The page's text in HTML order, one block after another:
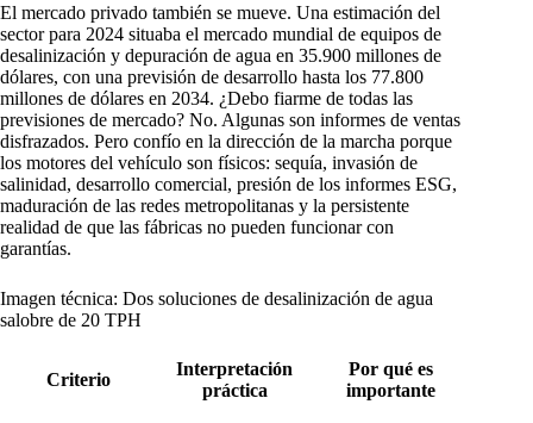
El mercado privado también se mueve. Una estimación del
sector para 2024 situaba el mercado mundial de equipos de
desalinización y depuración de agua en 35.900 millones de
dólares, con una previsión de desarrollo hasta los 77.800
millones de dólares en 2034. ¿Debo fiarme de todas las
previsiones de mercado? No. Algunas son informes de ventas
disfrazados. Pero confío en la dirección de la marcha porque
los motores del vehículo son físicos: sequía, invasión de
salinidad, desarrollo comercial, presión de los informes ESG,
maduración de las redes metropolitanas y la persistente
realidad de que las fábricas no pueden funcionar con
garantías.
Imagen técnica: Dos soluciones de desalinización de agua
salobre de 20 TPH
Criterio
Interpretación
práctica
Por qué es
importante